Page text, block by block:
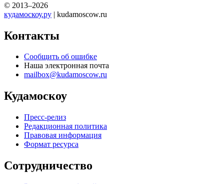
© 2013–2026
кудамоскоу.ру | kudamoscow.ru
Контакты
Сообщить об ошибке
Наша электронная почта
mailbox@kudamoscow.ru
Кудамоскоу
Пресс-релиз
Редакционная политика
Правовая информация
Формат ресурса
Сотрудничество